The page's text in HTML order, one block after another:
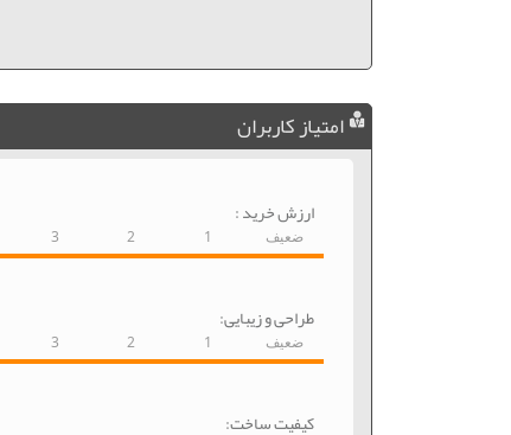
امتیاز کاربران
ارزش خرید :
ضعیف 1
2
3
طراحی و زیبایی:
ضعیف 1
2
3
کیفیت ساخت: